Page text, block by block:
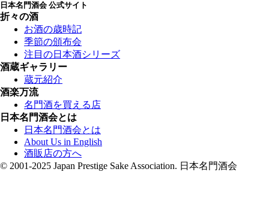
日本名門酒会 公式サイト
折々の酒
お酒の歳時記
季節の頒布会
注目の日本酒シリーズ
酒蔵ギャラリー
蔵元紹介
酒楽万流
名門酒を買える店
日本名門酒会とは
日本名門酒会とは
About Us in English
酒販店の方へ
© 2001-2025 Japan Prestige Sake Association. 日本名門酒会